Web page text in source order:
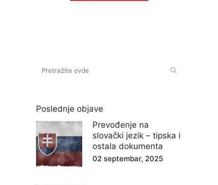
Poslednje objave
Prevođenje na
slovački jezik – tipska i
ostala dokumenta
02 septembar, 2025